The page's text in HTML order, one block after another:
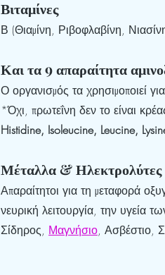
Βιταμίνες
Β (Θιαμίνη, Ριβοφλαβίνη,
Και τα 9 απαραίτητα
Ο οργανισμός τα χρησιμοποιεί
*Όχι, πρωτεΐνη δεν το είναι
Histidine, Isoleucine, Leucine,
Μέταλλα & Ηλεκτρολύτες
Απαραίτητοι για τη μεταφορά
νευρική λειτουργία, την υγεία
Σίδηρος, Μαγνήσιο, Ασβέστιο,